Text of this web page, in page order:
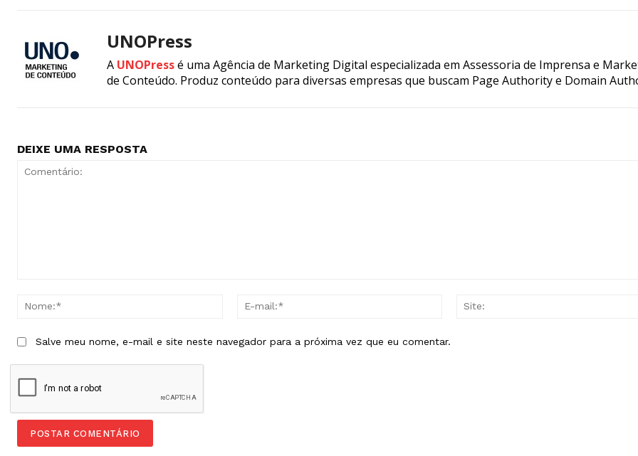
UNOPress
A UNOPressé uma Agência de Marketing Digital especializada em Assessoria de Imprensa e
de Conteúdo. Produz conteúdo para diversas empresas que buscam Page Authority e Domain
DEIXE UMA RESPOSTA
Nome:*
Salve meu nome, e-mail e site neste navegador para a próxima vez que eu comentar.